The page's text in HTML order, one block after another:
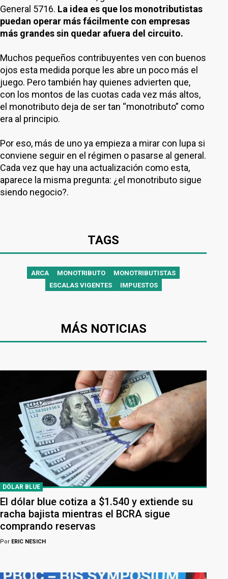
General 5716. La idea es que los monotributistas
puedan operar más fácilmente con empresas
más grandes sin quedar afuera del circuito.
Muchos pequeños contribuyentes ven con buenos
ojos esta medida porque les abre un poco más el
juego. Pero también hay quienes advierten que,
con los montos de las cuotas cada vez más altos,
el monotributo deja de ser tan “monotributo” como
era al principio.
Por eso, más de uno ya empieza a mirar con lupa si
conviene seguir en el régimen o pasarse al general.
Cada vez que hay una actualización como esta,
aparece la misma pregunta: ¿el monotributo sigue
siendo negocio?.
TAGS
ARCA MONOTRIBUTO
MONOTRIBUTISTAS
ESCALAS VIGENTES
IMPUESTOS
MÁS NOTICIAS
DÓLAR BLUE
El dólar blue cotiza a $1.540 y extiende su
racha bajista mientras el BCRA sigue
comprando reservas
Por ERIC NESICH